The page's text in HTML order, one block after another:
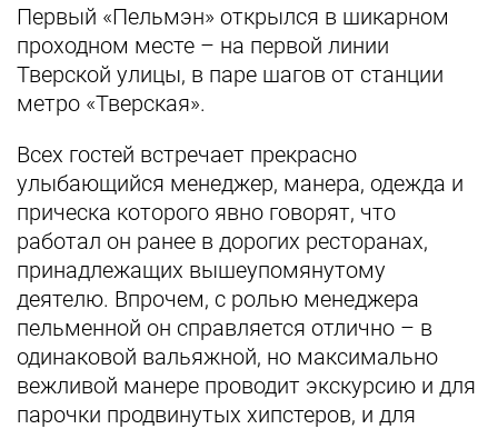
Первый «Пельмэн» открылся в шикарном
проходном месте – на первой линии
Тверской улицы, в паре шагов от станции
метро «Тверская».
Всех гостей встречает прекрасно
улыбающийся менеджер, манера, одежда и
прическа которого явно говорят, что
работал он ранее в дорогих ресторанах,
принадлежащих вышеупомянутому
деятелю. Впрочем, с ролью менеджера
пельменной он справляется отлично – в
одинаковой вальяжной, но максимально
вежливой манере проводит экскурсию и для
парочки продвинутых хипстеров, и для